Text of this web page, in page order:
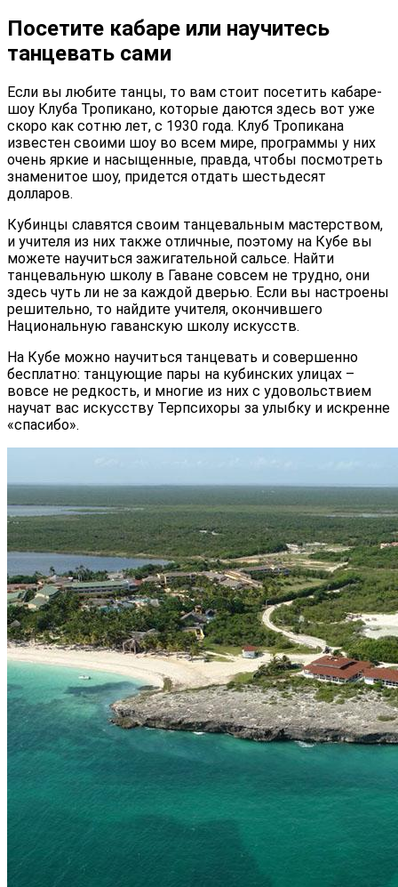
Посетите кабаре или научитесь
танцевать сами
Если вы любите танцы, то вам стоит посетить кабаре-
шоу Клуба Тропикано, которые даются здесь вот уже
скоро как сотню лет, с 1930 года. Клуб Тропикана
известен своими шоу во всем мире, программы у них
очень яркие и насыщенные, правда, чтобы посмотреть
знаменитое шоу, придется отдать шестьдесят
долларов.
Кубинцы славятся своим танцевальным мастерством,
и учителя из них также отличные, поэтому на Кубе вы
можете научиться зажигательной сальсе. Найти
танцевальную школу в Гаване совсем не трудно, они
здесь чуть ли не за каждой дверью. Если вы настроены
решительно, то найдите учителя, окончившего
Национальную гаванскую школу искусств.
На Кубе можно научиться танцевать и совершенно
бесплатно: танцующие пары на кубинских улицах –
вовсе не редкость, и многие из них с удовольствием
научат вас искусству Терпсихоры за улыбку и искренне
«спасибо».